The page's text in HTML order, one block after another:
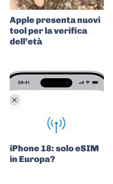
Apple presenta nuovi
tool per la verifica
dell’età
iPhone 18: solo eSIM
in Europa?